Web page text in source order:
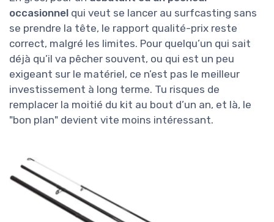
occasionnel qui veut se lancer au surfcasting sans
se prendre la tête, le rapport qualité-prix reste
correct, malgré les limites. Pour quelqu’un qui sait
déjà qu’il va pêcher souvent, ou qui est un peu
exigeant sur le matériel, ce n’est pas le meilleur
investissement à long terme. Tu risques de
remplacer la moitié du kit au bout d’un an, et là, le
"bon plan" devient vite moins intéressant.